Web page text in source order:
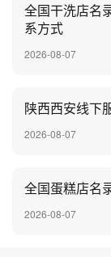
全国干洗店名
系方式
2026-08-07
陕西西安线下
2026-08-07
全国蛋糕店名
2026-08-07